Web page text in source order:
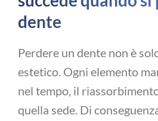
dente
Perdere un dente non è
estetico. Ogni elemento
nel tempo, il
quella sede. Di